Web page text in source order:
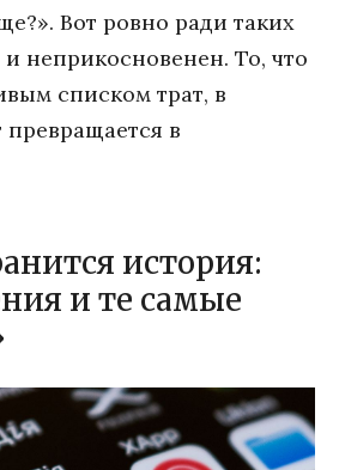
Вот ровно ради таких
неприкосновенен. То, что
списком трат, в
в
история:
и те самые